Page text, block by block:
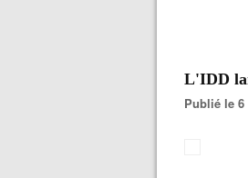
L'IDD
Publié le